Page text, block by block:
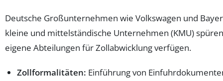
Deutsche Großunternehmen wie Volkswagen und
kleine und mittelständische Unternehmen (KMU)
eigene Abteilungen für Zollabwicklung verfügen.
Zollformalitäten: Einführung von